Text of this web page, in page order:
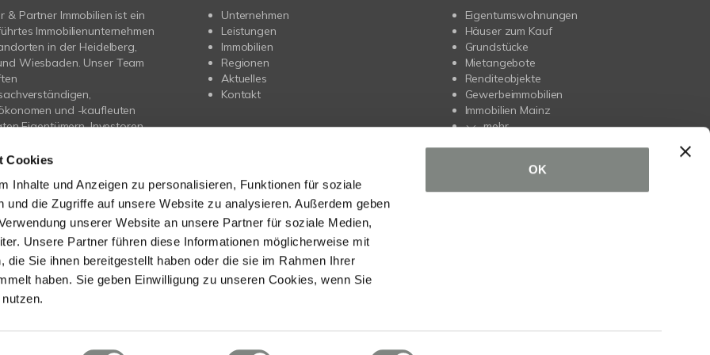
Cookies
Inhalte und Anzeigen zu personalisieren, Funktionen für soziale
und die Zugriffe auf unsere Website zu analysieren. Außerdem geben
unserer Website an unsere Partner für soziale Medien,
Unsere Partner führen diese Informationen möglicherweise mit
die Sie ihnen bereitgestellt haben oder die sie im Rahmen Ihrer
haben. Sie geben Einwilligung zu unseren Cookies, wenn Sie
OK
& Partner Immobilien ist ein
Immobilienunternehmen
in der Heidelberg,
Wiesbaden. Unser Team
und -kaufleuten
Eigentümern, Investoren
beim Verkauf, der
umfangreichen
wurde wir bereits
– unter anderem
BELLEVUE als „Best
vom FOCUS als „Top-
sowie der DIM mit dem
Dienstleister Award“ für
Unternehmen
Leistungen
Immobilien
Regionen
Aktuelles
Kontakt
Eigentumswohnungen
Häuser zum Kauf
Grundstücke
Mietangebote
Renditeobjekte
Gewerbeimmobilien
Immobilien Mainz
mehr